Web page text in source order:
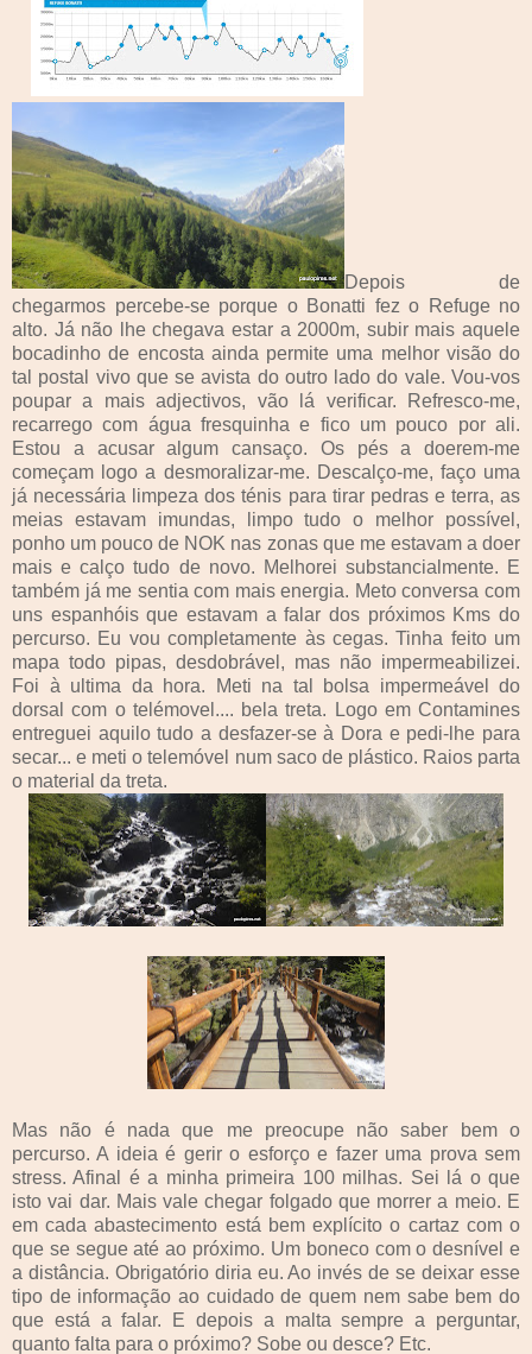
Depois de
chegarmos percebe-se porque o Bonatti fez o Refuge no
alto. Já não lhe chegava estar a 2000m, subir mais aquele
bocadinho de encosta ainda permite uma melhor visão do
tal postal vivo que se avista do outro lado do vale. Vou-vos
poupar a mais adjectivos, vão lá verificar. Refresco-me,
recarrego com água fresquinha e fico um pouco por ali.
Estou a acusar algum cansaço. Os pés a doerem-me
começam logo a desmoralizar-me. Descalço-me, faço uma
já necessária limpeza dos ténis para tirar pedras e terra, as
meias estavam imundas, limpo tudo o melhor possível,
ponho um pouco de NOK nas zonas que me estavam a doer
mais e calço tudo de novo. Melhorei substancialmente. E
também já me sentia com mais energia. Meto conversa com
uns espanhóis que estavam a falar dos próximos Kms do
percurso. Eu vou completamente às cegas. Tinha feito um
mapa todo pipas, desdobrável, mas não impermeabilizei.
Foi à ultima da hora. Meti na tal bolsa impermeável do
dorsal com o telémovel.... bela treta. Logo em Contamines
entreguei aquilo tudo a desfazer-se à Dora e pedi-lhe para
secar... e meti o telemóvel num saco de plástico. Raios parta
o material da treta.
Mas não é nada que me preocupe não saber bem o
percurso. A ideia é gerir o esforço e fazer uma prova sem
stress. Afinal é a minha primeira 100 milhas. Sei lá o que
isto vai dar. Mais vale chegar folgado que morrer a meio. E
em cada abastecimento está bem explícito o cartaz com o
que se segue até ao próximo. Um boneco com o desnível e
a distância. Obrigatório diria eu. Ao invés de se deixar esse
tipo de informação ao cuidado de quem nem sabe bem do
que está a falar. E depois a malta sempre a perguntar,
quanto falta para o próximo? Sobe ou desce? Etc.